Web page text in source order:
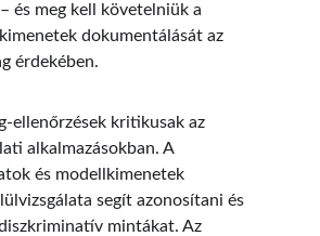
és meg kell követelniük a
dokumentálását az
érdekében.
ellenőrzések kritikusak az
alkalmazásokban. A
és modellkimenetek
segít azonosítani és
mintákat. Az